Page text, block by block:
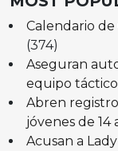
Calendario de
(374)
Aseguran
equipo táctico
Abren
jóvenes de 14
Acusan a